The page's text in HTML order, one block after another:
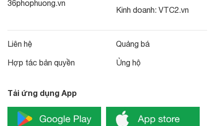
36phophuong.vn
Kinh doanh: VTC2.vn
Liên hệ
Hợp tác bản quyền
Quảng bá
Ủng hộ
Tải ứng dụng App